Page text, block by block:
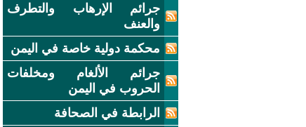
جرائم الإرهاب والتطرف
والعنف
محكمة دولية خاصة في اليمن
جرائم الألغام ومخلفات
الحروب في اليمن
الرابطة في الصحافة